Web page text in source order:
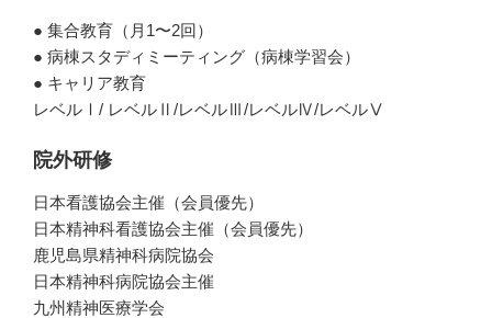
● 集合教育（月1〜2回）
● 病棟スタディミーティング（病棟学習会）
● キャリア教育
レベルⅠ/ レベルⅡ/レベルⅢ/レベルⅣ/レベルⅤ
院外研修
日本看護協会主催（会員優先）
日本精神科看護協会主催（会員優先）
鹿児島県精神科病院協会
日本精神科病院協会主催
九州精神医療学会